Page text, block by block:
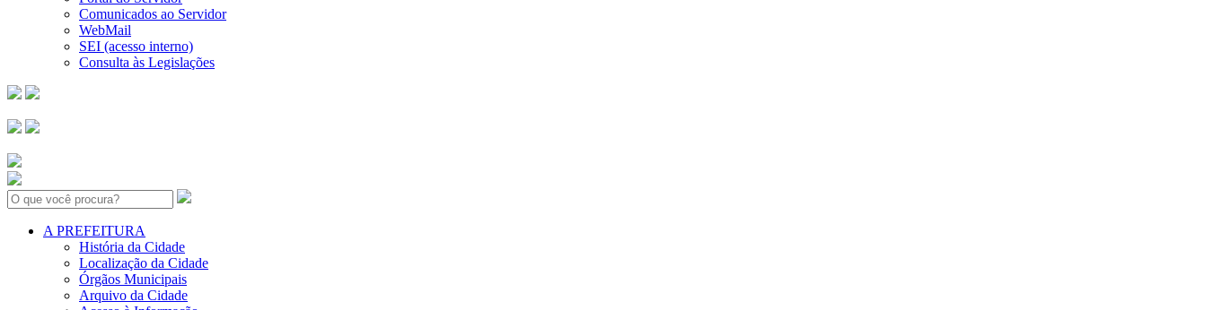
Comunicados ao Servidor
WebMail
SEI (acesso interno)
Consulta às Legislações
Search:
A PREFEITURA
História da Cidade
Localização da Cidade
Órgãos Municipais
Arquivo da Cidade